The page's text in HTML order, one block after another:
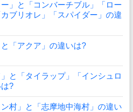
ー」と「コンバーチブル」「ロー
カブリオレ」「スパイダー」の違
と「アクア」の違いは?
」と「タイラップ」「インシュロ
?
ン村」と「志摩地中海村」の違い